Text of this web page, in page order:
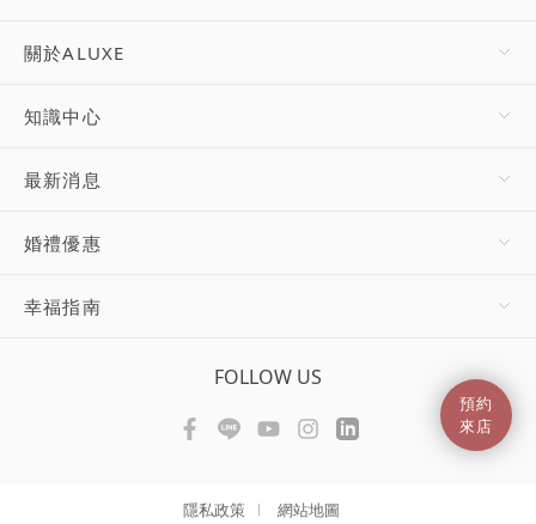
預約
來店
關於ALUXE
知識中心
最新消息
婚禮優惠
幸福指南
FOLLOW US
隱私政策 網站地圖